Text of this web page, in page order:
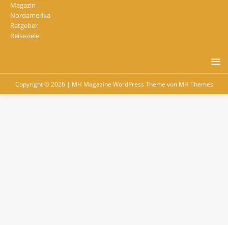
Magazin
Nordamerika
Ratgeber
Reiseziele
Copyright © 2026 | MH Magazine WordPress Theme von MH Themes